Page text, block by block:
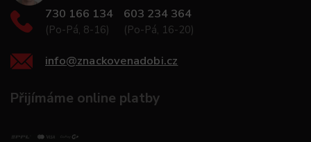
730 166 134
(Po-Pá, 8-16)
603 234 364
(Po-Pá, 16-20)
info@znackovenadobi.cz
Přijímáme online platby